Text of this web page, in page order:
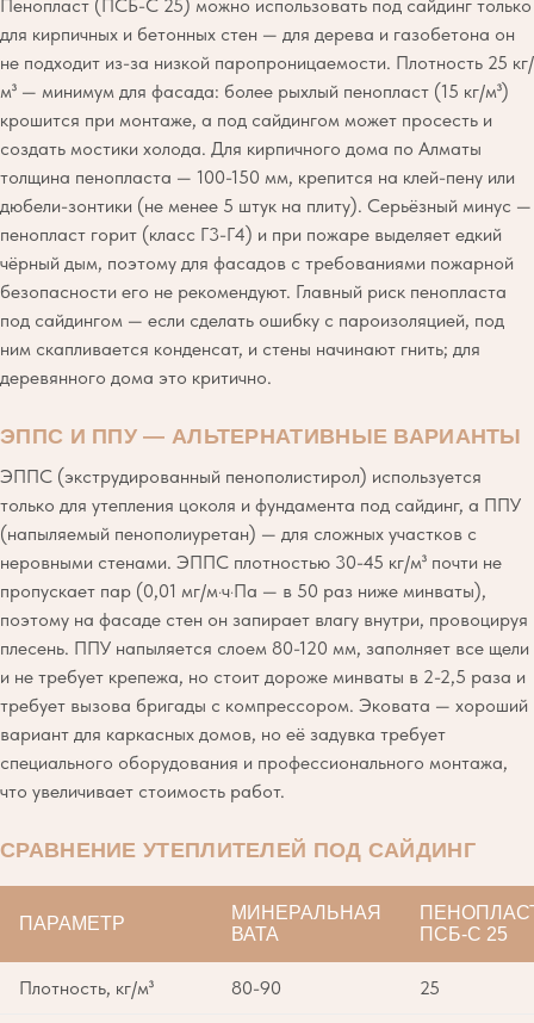
Пенопласт (ПСБ-С 25) можно использовать под сайдинг только
для кирпичных и бетонных стен — для дерева и газобетона он
не подходит из-за низкой паропроницаемости. Плотность 25 кг/
м³ — минимум для фасада: более рыхлый пенопласт (15 кг/м³)
крошится при монтаже, а под сайдингом может просесть и
создать мостики холода. Для кирпичного дома по Алматы
толщина пенопласта — 100-150 мм, крепится на клей-пену или
дюбели-зонтики (не менее 5 штук на плиту). Серьёзный минус —
пенопласт горит (класс Г3-Г4) и при пожаре выделяет едкий
чёрный дым, поэтому для фасадов с требованиями пожарной
безопасности его не рекомендуют. Главный риск пенопласта
под сайдингом — если сделать ошибку с пароизоляцией, под
ним скапливается конденсат, и стены начинают гнить; для
деревянного дома это критично.
ЭППС И ППУ — АЛЬТЕРНАТИВНЫЕ ВАРИАНТЫ
ЭППС (экструдированный пенополистирол) используется
только для утепления цоколя и фундамента под сайдинг, а ППУ
(напыляемый пенополиуретан) — для сложных участков с
неровными стенами. ЭППС плотностью 30-45 кг/м³ почти не
пропускает пар (0,01 мг/м·ч·Па — в 50 раз ниже минваты),
поэтому на фасаде стен он запирает влагу внутри, провоцируя
плесень. ППУ напыляется слоем 80-120 мм, заполняет все щели
и не требует крепежа, но стоит дороже минваты в 2-2,5 раза и
требует вызова бригады с компрессором. Эковата — хороший
вариант для каркасных домов, но её задувка требует
специального оборудования и профессионального монтажа,
что увеличивает стоимость работ.
СРАВНЕНИЕ УТЕПЛИТЕЛЕЙ ПОД САЙДИНГ
ПАРАМЕТР
МИНЕРАЛЬНАЯ
ВАТА
ПСБ-С 25
Плотность, кг/м³ 80-90 25